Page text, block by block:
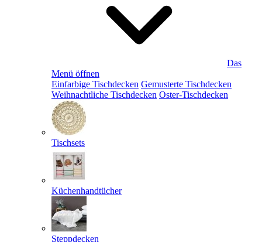
Das
Menü öffnen
Einfarbige Tischdecken Gemusterte Tischdecken
Weihnachtliche Tischdecken Oster-Tischdecken
Tischsets
Küchenhandtücher
Steppdecken